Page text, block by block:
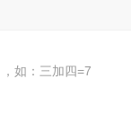
如：三加四=7